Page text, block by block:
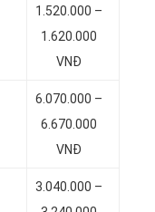
1.520.000 –
1.620.000
VNĐ
6.070.000 –
6.670.000
VNĐ
3.040.000 –